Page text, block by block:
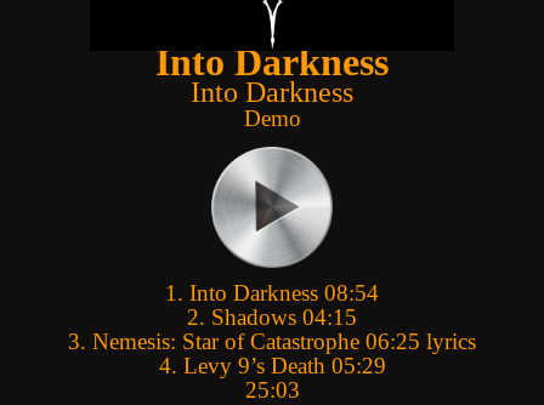
Into Darkness
Into Darkness
Demo
1. Into Darkness 08:54
2. Shadows 04:15
3. Nemesis: Star of Catastrophe 06:25 lyrics
4. Levy 9’s Death 05:29
25:03